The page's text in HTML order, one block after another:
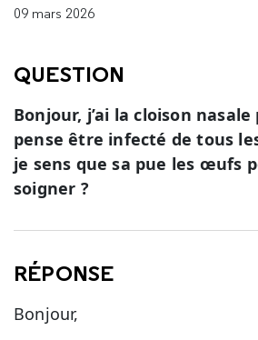
09 mars 2026
QUESTION
Bonjour, j’ai la cloison
pense être infecté de tous
je sens que sa pue les œufs
soigner ?
RÉPONSE
Bonjour,